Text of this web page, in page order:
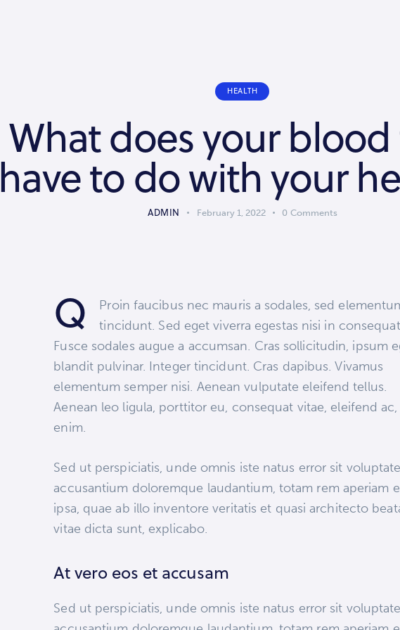
HEALTH
What does your
have to do with your
ADMIN February 1, 2022 0 Comments
Q
Proin faucibus nec mauris a sodales, sed
tincidunt. Sed eget viverra egestas nisi in
Fusce sodales augue a accumsan. Cras sollicitudin, ipsum
blandit pulvinar. Integer tincidunt. Cras dapibus. Vivamus
elementum semper nisi. Aenean vulputate eleifend tellus.
Aenean leo ligula, porttitor eu, consequat vitae, eleifend ac,
enim.
Sed ut perspiciatis, unde omnis iste natus error sit
accusantium doloremque laudantium, totam rem aperiam
ipsa, quae ab illo inventore veritatis et quasi architecto
vitae dicta sunt, explicabo.
At vero eos et accusam
Sed ut perspiciatis, unde omnis iste natus error sit